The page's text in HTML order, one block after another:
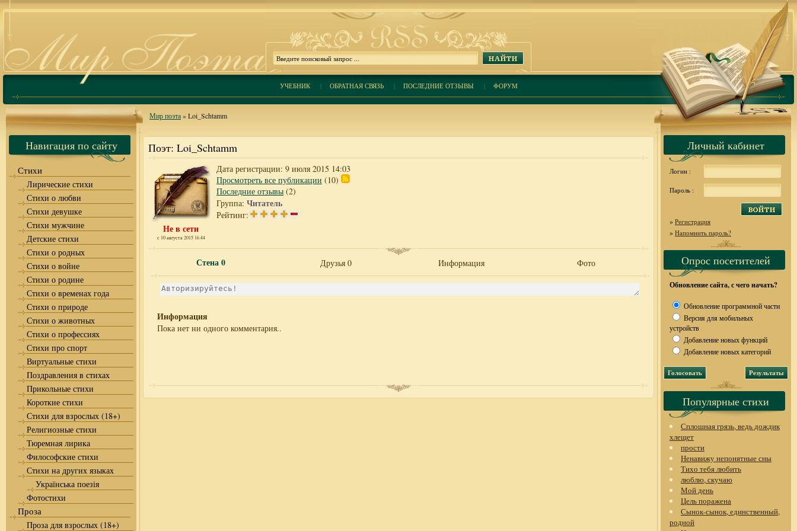
УЧЕБНИК| ОБРАТНАЯ СВЯЗЬ| ПОСЛЕДНИЕ ОТЗЫВЫ | ФОРУМ
Навигация по сайту
Стихи
Лирические стихи
Стихи о любви
Стихи девушке
Стихи мужчине
Детские стихи
Стихи о родных
Стихи о войне
Стихи о родине
Стихи о временах года
Стихи о природе
Стихи о животных
Стихи о профессиях
Стихи про спорт
Виртуальные стихи
Поздравления в стихах
Прикольные стихи
Короткие стихи
Стихи для взрослых (18+)
Религиозные стихи
Тюремная лирика
Философские стихи
Стихи на других языках
Українська поезія
Фотостихи
Проза
Проза для взрослых (18+)
Мир поэта» Loi_Schtamm
Поэт: Loi_Schtamm
Не в сети
с 10 августа 2015 16:44
Дата регистрации: 9 июля 2015 14:03
Просмотреть все публикации (10)
Последние отзывы (2)
Группа: Читатель
Рейтинг:
Стена0 Друзья 0 Информация Фото
Информация
Пока нет ни одного комментария..
Личный кабинет
Логин :
Пароль :
» Регистрация
» Напомнить пароль?
Опрос посетителей
Обновление сайта, с чего начать?
Обновление программной части
Версия для мобильных
устройств
Добавление новых функций
Добавление новых категорий
Популярные стихи
Сплошная грязь, ведь дождик
хлещет
прости
Ненавижу непонятные сны
Тихо тебя любить
люблю, скучаю
Мой день
Цель поражена
Сынок-сынок, единственный,
родной